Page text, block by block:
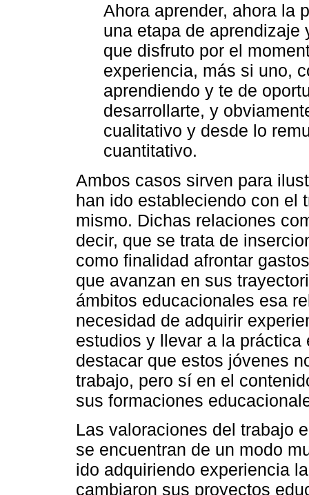
Ahora aprender, ahora la
una etapa de aprendizaje
que disfruto por el
experiencia, más si uno,
aprendiendo y te de
desarrollarte, y
cualitativo y desde lo
cuantitativo.
Ambos casos sirven para
han ido estableciendo con el
mismo. Dichas relaciones
decir, que se trata de
como finalidad afrontar
que avanzan en sus
ámbitos educacionales esa
necesidad de adquirir
estudios y llevar a la
destacar que estos jóvenes
trabajo, pero sí en el
sus formaciones
Las valoraciones del trabajo
se encuentran de un modo
ido adquiriendo experiencia
cambiaron sus proyectos